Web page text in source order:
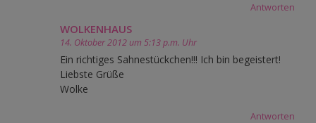
Antworten
WOLKENHAUS
14. Oktober 2012 um 5:13 p.m. Uhr
Ein richtiges Sahnestückchen!!! Ich bin begeistert!
Liebste Grüße
Wolke
Antworten